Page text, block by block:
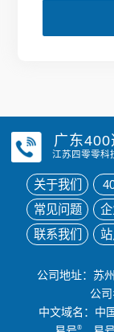
广东400
江苏四零零科
关于我们
常见问题
联系我们
公司地址：苏
公
中文域名： 中
®